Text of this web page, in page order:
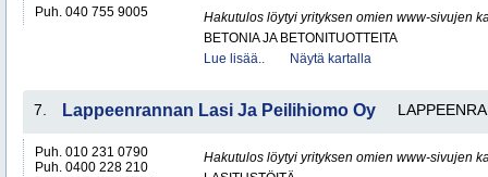
Puh. 040 755 9005
Hakutulos löytyi yrityksen omien www-sivujen
BETONIA JA BETONITUOTTEITA
Lue lisää..
Näytä kartalla
7. Lappeenrannan Lasi Ja Peilihiomo Oy
Puh. 010 231 0790
Puh. 0400 228 210
Hakutulos löytyi yrityksen omien www-sivujen